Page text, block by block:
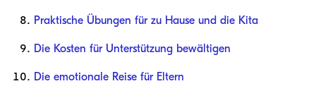
Praktische Übungen für zu Hause und die Kita
Die Kosten für Unterstützung bewältigen
Die emotionale Reise für Eltern